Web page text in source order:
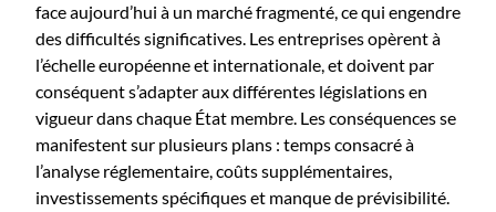
face aujourd’hui à un marché fragmenté, ce qui engendre
des difficultés significatives. Les entreprises opèrent à
l’échelle européenne et internationale, et doivent par
conséquent s’adapter aux différentes législations en
vigueur dans chaque État membre. Les conséquences se
manifestent sur plusieurs plans : temps consacré à
l’analyse réglementaire, coûts supplémentaires,
investissements spécifiques et manque de prévisibilité.